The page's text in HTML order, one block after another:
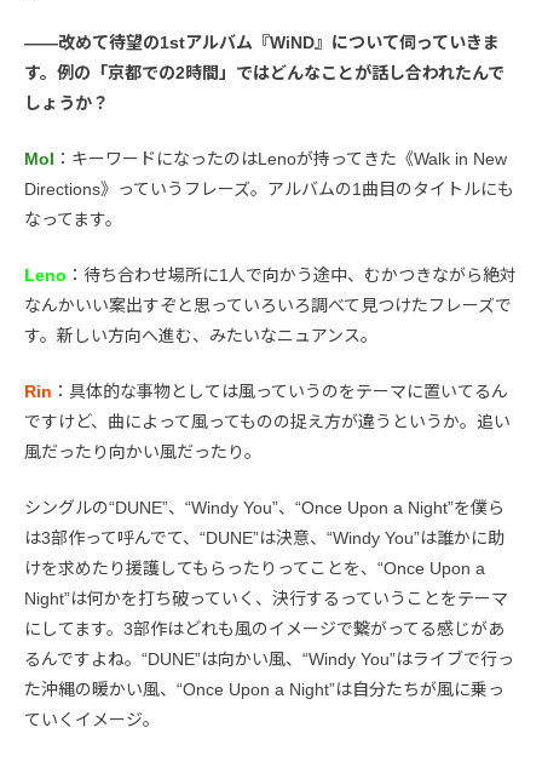
――改めて待望の1stアルバム『WiND』について伺っていきま
す。例の「京都での2時間」ではどんなことが話し合われたんで
しょうか？
Mol ：キーワードになったのはLenoが持ってきた《Walk in New
Directions》っていうフレーズ。アルバムの1曲目のタイトルにも
なってます。
Leno ：待ち合わせ場所に1人で向かう途中、むかつきながら絶対
なんかいい案出すぞと思っていろいろ調べて見つけたフレーズで
す。新しい方向へ進む、みたいなニュアンス。
Rin ：具体的な事物としては風っていうのをテーマに置いてるん
ですけど、曲によって風ってものの捉え方が違うというか。追い
風だったり向かい風だったり。
シングルの“DUNE”、“Windy You”、“Once Upon a Night”を僕ら
は3部作って呼んでて、“DUNE”は決意、“Windy You”は誰かに助
けを求めたり援護してもらったりってことを、“Once Upon a
Night”は何かを打ち破っていく、決行するっていうことをテーマ
にしてます。3部作はどれも風のイメージで繋がってる感じがあ
るんですよね。“DUNE”は向かい風、“Windy You”はライブで行っ
た沖縄の暖かい風、“Once Upon a Night”は自分たちが風に乗っ
ていくイメージ。